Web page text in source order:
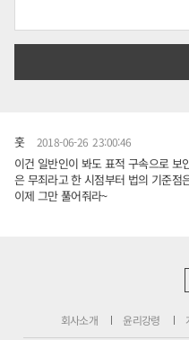
훗 2018-06-26 23:00:46
이건 일반인이 봐도 표적 구속으로 보
은 무죄라고 한 시점부터 법의 기준점
이제 그만 풀어줘라~
회사소개 윤리강령